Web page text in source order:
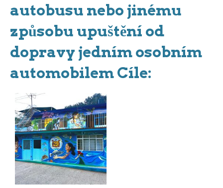
autobusu nebo jinému
způsobu upuštění od
dopravy jedním osobním
automobilem Cíle: